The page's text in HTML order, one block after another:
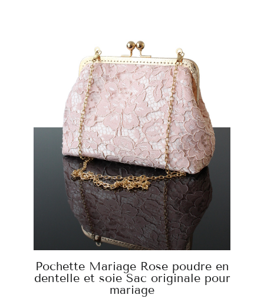
Pochette Mariage Rose poudre en
dentelle et soie Sac originale pour
mariage